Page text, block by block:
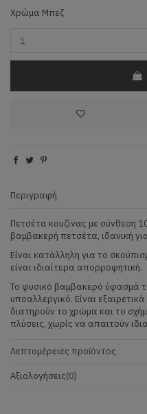
Χρώμα Μπεζ
Περιγραφή
Πετσέτα κουζίνας με σύνθεση
βαμβακερή πετσέτα, ιδανική
Είναι κατάλληλη για το
είναι ιδιαίτερα απορροφητική.
Το φυσικό βαμβακερό ύφασμά
υποαλλεργικό. Είναι
διατηρούν το χρώμα και το
πλύσεις, χωρίς να απαιτούν
Λεπτομέρειες προϊόντος
Αξιολογήσεις(0)